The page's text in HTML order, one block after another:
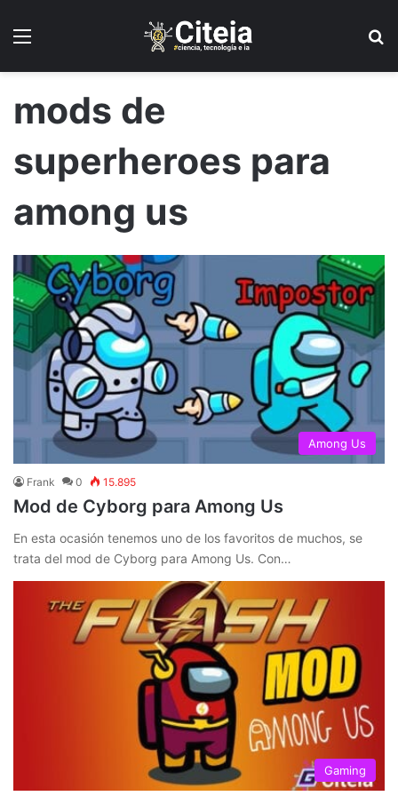
mods de
superheroes para
among us
Among Us
Frank 0 15.895
Mod de Cyborg para Among Us
En esta ocasión tenemos uno de los favoritos de muchos, se
trata del mod de Cyborg para Among Us. Con…
Gaming